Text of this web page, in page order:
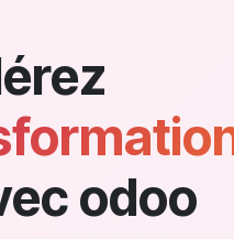
odoo